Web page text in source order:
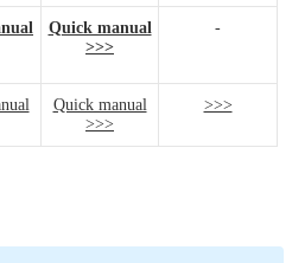
Quick manual
>>>
-
Quick manual
>>>
>>>